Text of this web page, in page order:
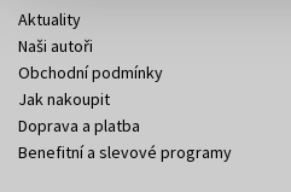
Aktuality
Naši autoři
Obchodní podmínky
Jak nakoupit
Doprava a platba
Benefitní a slevové programy